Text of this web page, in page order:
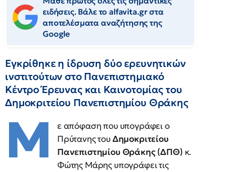
ειδήσεις. Βάλε το alfavita.gr στα
αποτελέσματα αναζήτησης της
Google
Εγκρίθηκε η ίδρυση δύο ερευνητικών
ινστιτούτων στο Πανεπιστημιακό
Κέντρο Έρευνας και Καινοτομίας του
Δημοκριτείου Πανεπιστημίου Θράκης
Μ
ε απόφαση που υπογράφει ο
Πρύτανης τουΔημοκριτείου
Πανεπιστημίου Θράκης (ΔΠΘ) κ.
Φώτης Μάρης υπογράφει τις